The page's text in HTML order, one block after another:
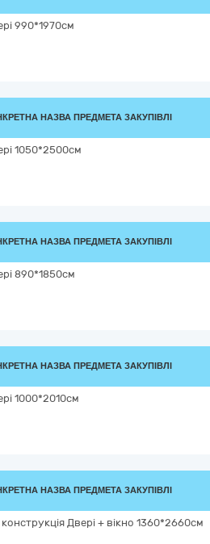
990*1970см
НАЗВА ПРЕДМЕТА ЗАКУПІВЛІ
1050*2500см
НАЗВА ПРЕДМЕТА ЗАКУПІВЛІ
890*1850см
НАЗВА ПРЕДМЕТА ЗАКУПІВЛІ
1000*2010см
НАЗВА ПРЕДМЕТА ЗАКУПІВЛІ
Двері + вікно 1360*2660см